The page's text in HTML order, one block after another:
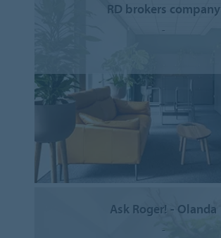
RD brokers company
-
Ask Roger! - Olanda
-